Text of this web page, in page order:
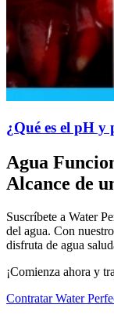
¿Qué es el pH y
Agua
Alcance de
Suscríbete a Water
del agua. Con
disfruta de agua
¡Comienza ahora y
ContratarWater